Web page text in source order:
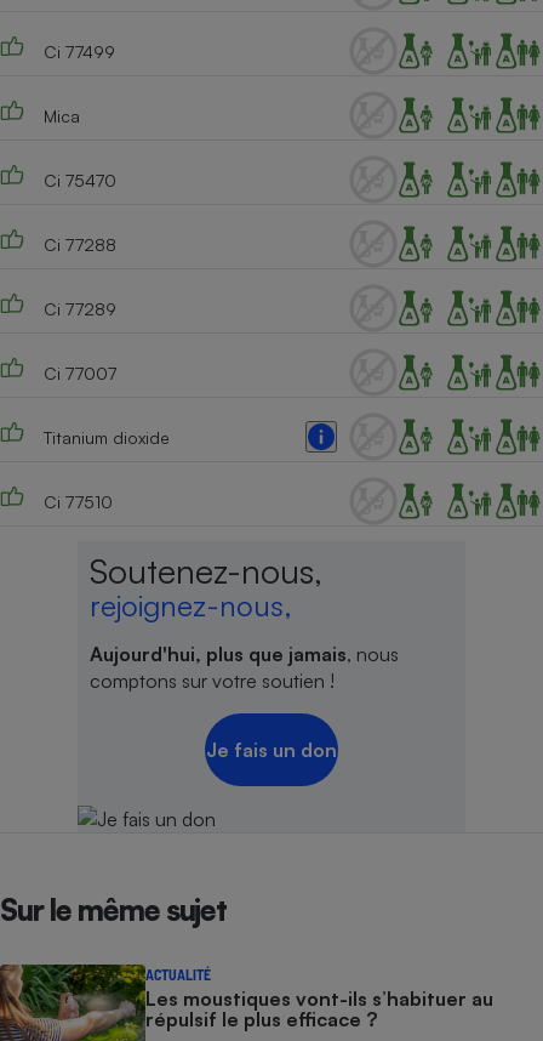
Ci 77499
Mica
Ci 75470
Ci 77288
Ci 77289
Ci 77007
Titanium dioxide
Ci 77510
Soutenez-nous,
rejoignez-nous,
Aujourd'hui, plus que jamais, nous
comptons sur votre soutien !
Je fais un don
Sur le même sujet
ACTUALITÉ
Les moustiques vont-ils s’habituer au
répulsif le plus efficace ?